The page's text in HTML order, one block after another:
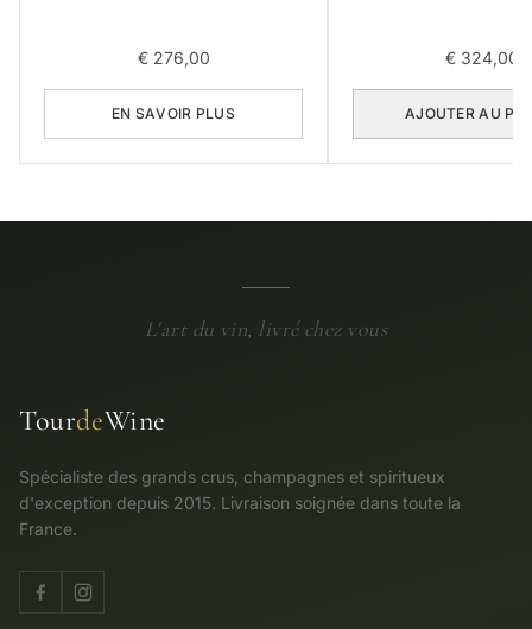
€276,00
EN SAVOIR PLUS
€ 324,00
AJOUTER AU
L'art du vin, livré chez vous
TourdeWine
Spécialiste des grands crus, champagnes et spiritueux
d'exception depuis 2015. Livraison soignée dans toute la
France.